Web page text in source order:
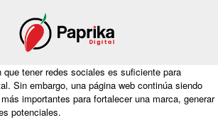
que tener redes sociales es suficiente para
Sin embargo, una página web continúa siendo
importantes para fortalecer una marca, generar
potenciales.